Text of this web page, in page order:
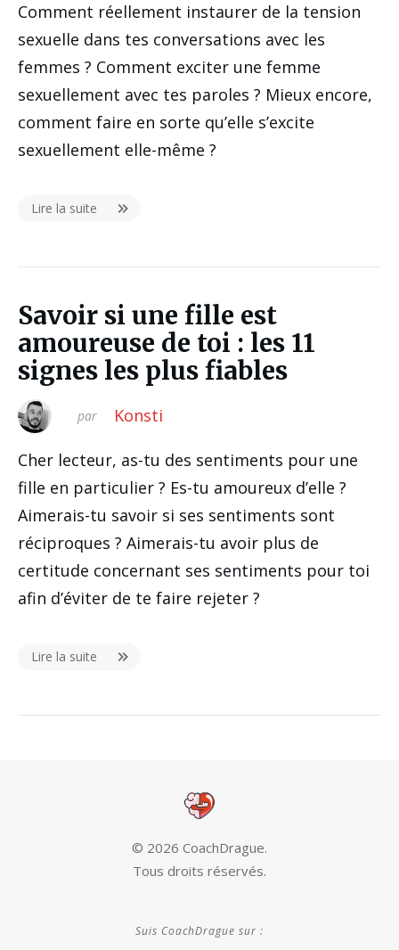
Comment réellement instaurer de la tension
sexuelle dans tes conversations avec les
femmes ? Comment exciter une femme
sexuellement avec tes paroles ? Mieux encore,
comment faire en sorte qu’elle s’excite
sexuellement elle-même ?
Lire la suite
Savoir si une fille est
amoureuse de toi : les 11
signes les plus fiables
par Konsti
Cher lecteur, as-tu des sentiments pour une
fille en particulier ? Es-tu amoureux d’elle ?
Aimerais-tu savoir si ses sentiments sont
réciproques ? Aimerais-tu avoir plus de
certitude concernant ses sentiments pour toi
afin d’éviter de te faire rejeter ?
Lire la suite
© 2026 CoachDrague.
Tous droits réservés.
Suis CoachDrague sur :